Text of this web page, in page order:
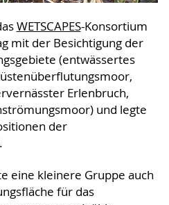
WETSCAPES-Konsortium
mit der Besichtigung der
(entwässertes
Erlenbruch,
und legte
der
eine kleinere Gruppe auch
für das